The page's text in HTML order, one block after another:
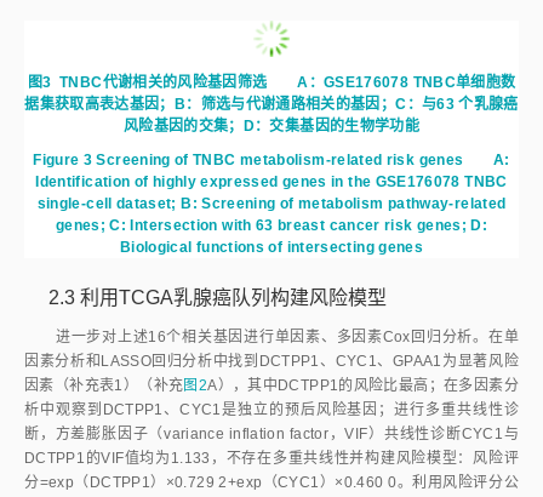
图3 TNBC代谢相关的风险基因筛选 A：GSE176078 TNBC单细胞数
据集获取高表达基因；B：筛选与代谢通路相关的基因；C：与63 个乳腺癌
风险基因的交集；D：交集基因的生物学功能
Figure 3 Screening of TNBC metabolism-related risk genesA:
Identification of highly expressed genes in the GSE176078 TNBC
single-cell dataset; B: Screening of metabolism pathway-related
genes; C: Intersection with 63 breast cancer risk genes; D:
Biological functions of intersecting genes
2.3 利用TCGA乳腺癌队列构建风险模型
进一步对上述16个相关基因进行单因素、多因素Cox回归分析。在单
因素分析和LASSO回归分析中找到DCTPP1、CYC1、GPAA1为显著风险
因素（补充表1）（补充图2A），其中DCTPP1的风险比最高；在多因素分
析中观察到DCTPP1、CYC1是独立的预后风险基因；进行多重共线性诊
断，方差膨胀因子（variance inflation factor，VIF）共线性诊断CYC1与
DCTPP1的VIF值均为1.133，不存在多重共线性并构建风险模型：风险评
分=exp（DCTPP1）×0.729 2+exp（CYC1）×0.460 0。利用风险评分公